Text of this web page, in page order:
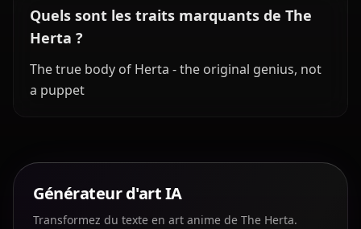
Quels sont les traits marquants de The
Herta ?
The true body of Herta - the original genius, not
a puppet
Générateur d'art IA
Transformez du texte en art anime de The Herta.